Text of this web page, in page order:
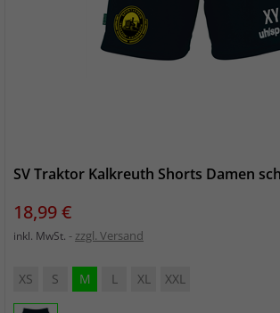
SV Traktor Kalkreuth Shorts Damen
Preis
18,99 €
inkl. MwSt. zzgl. Versand
XS S M L XL XXL